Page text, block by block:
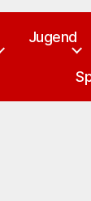
Jugend